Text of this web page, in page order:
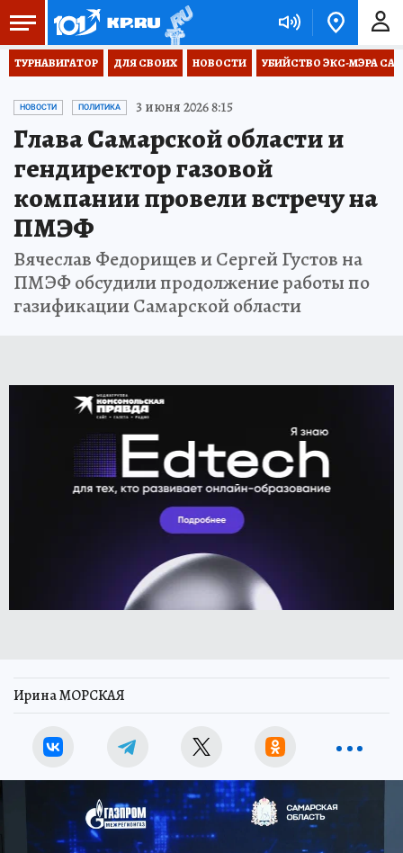
ТУРНАВИГАТОР ДЛЯ СВОИХ НОВОСТИ УБИЙСТВО ЭКС-МЭРА
НОВОСТИ ПОЛИТИКА 3 июня 2026 8:15
Глава Самарской области и
гендиректор газовой
компании провели встречу на
ПМЭФ
Вячеслав Федорищев и Сергей Густов на
ПМЭФ обсудили продолжение работы по
газификации Самарской области
Ирина МОРСКАЯ